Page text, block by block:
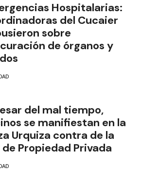
Hospitalarias:
del Cucaier
sobre
de órganos y
del mal tiempo,
se manifiestan en la
Urquiza contra de la
de Propiedad Privada